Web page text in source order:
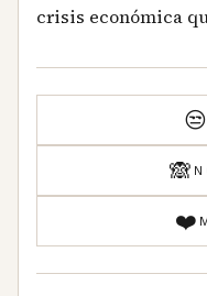
crisis económica
😒
🙈
❤️